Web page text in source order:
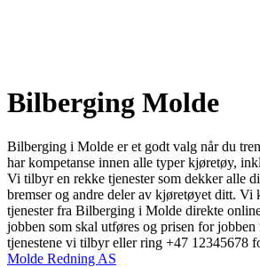
Bilberging Molde
Bilberging i Molde er et godt valg når du
har kompetanse innen alle typer kjøretøy,
Vi tilbyr en rekke tjenester som dekker alle
bremser og andre deler av kjøretøyet ditt. Vi
tjenester fra Bilberging i Molde direkte
jobben som skal utføres og prisen for
tjenestene vi tilbyr eller ring +47 12345678
Molde Redning AS